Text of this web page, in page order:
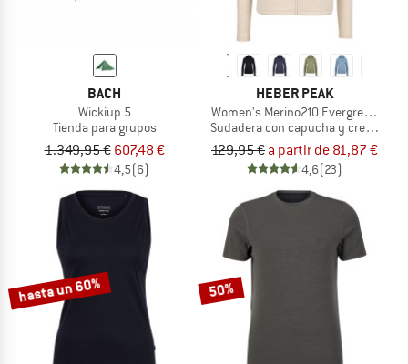
BACH
Wickiup 5
Tienda para grupos
1.349,95 € 607,48 €
4,5(6)
HEBER PEAK
Women's Merino210 EvergreenHe.
Sudadera con capucha y cremallera
129,95 € a partir de 81,87 €
4,6(23)
hasta un 60% 50%